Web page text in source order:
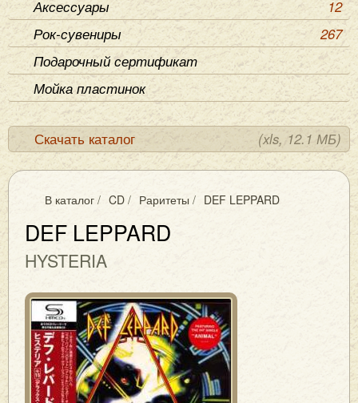
Аксессуары
12
Рок-сувениры
267
Подарочный сертификат
Мойка пластинок
Скачать каталог (xls, 12.1 МБ)
В каталог / CD / Раритеты / DEF LEPPARD
DEF LEPPARD
HYSTERIA